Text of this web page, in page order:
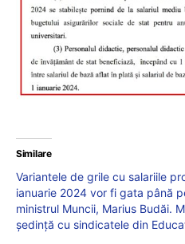
Similare
Variantele de grile cu salariile
ianuarie 2024 vor fi gata până
ministrul Muncii, Marius Budăi.
ședință cu sindicatele din